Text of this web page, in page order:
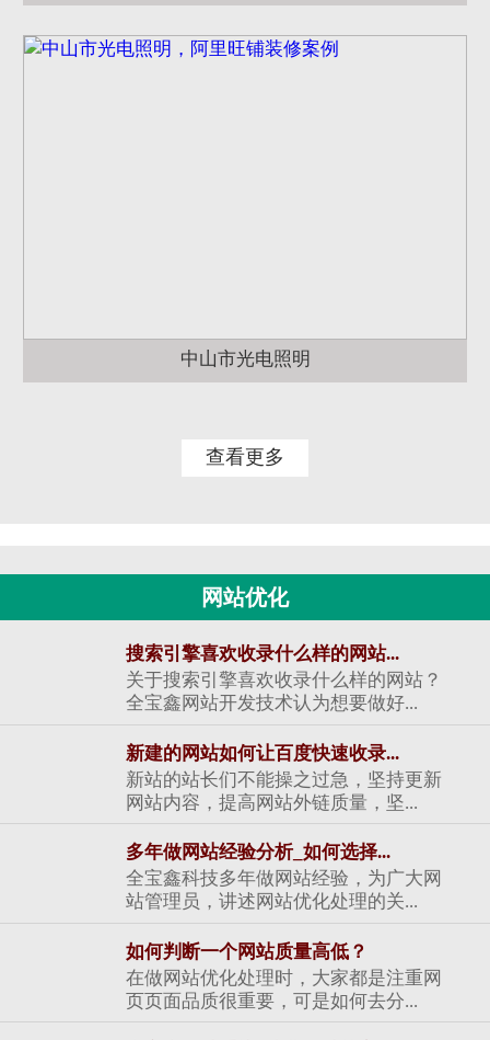
中山市光电照明
查看更多
网站优化
搜索引擎喜欢收录什么样的网站...
关于搜索引擎喜欢收录什么样的网站？
全宝鑫网站开发技术认为想要做好...
新建的网站如何让百度快速收录...
新站的站长们不能操之过急，坚持更新
网站内容，提高网站外链质量，坚...
多年做网站经验分析_如何选择...
全宝鑫科技多年做网站经验，为广大网
站管理员，讲述网站优化处理的关...
如何判断一个网站质量高低？
在做网站优化处理时，大家都是注重网
页页面品质很重要，可是如何去分...